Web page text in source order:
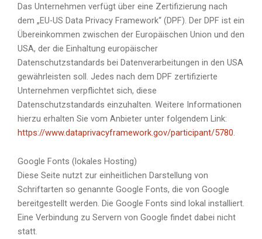
Das Unternehmen verfügt über eine Zertifizierung nach
dem „EU-US Data Privacy Framework“ (DPF). Der DPF ist ein
Übereinkommen zwischen der Europäischen Union und den
USA, der die Einhaltung europäischer
Datenschutzstandards bei Datenverarbeitungen in den USA
gewährleisten soll. Jedes nach dem DPF zertifizierte
Unternehmen verpflichtet sich, diese
Datenschutzstandards einzuhalten. Weitere Informationen
hierzu erhalten Sie vom Anbieter unter folgendem Link:
https://www.dataprivacyframework.gov/participant/5780.
Google Fonts (lokales Hosting)
Diese Seite nutzt zur einheitlichen Darstellung von
Schriftarten so genannte Google Fonts, die von Google
bereitgestellt werden. Die Google Fonts sind lokal installiert.
Eine Verbindung zu Servern von Google findet dabei nicht
statt.